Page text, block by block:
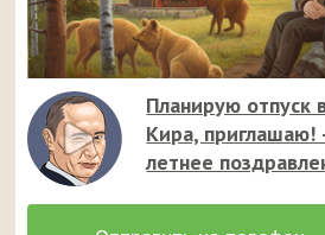
Планирую отпуск
Кира, приглашаю!
летнее